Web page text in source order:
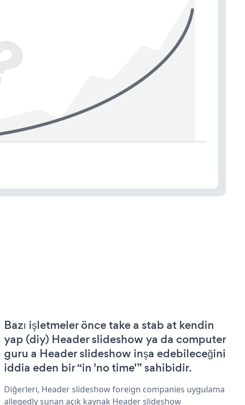
Bazı işletmeler önce take a stab at kendin
yap (diy) Header slideshow ya da computer
guru a Header slideshow inşa edebileceğini
iddia eden bir “in 'no time'” sahibidir.
Diğerleri, Header slideshow foreign companies uygulama
allegedly sunan açık kaynak Header slideshow